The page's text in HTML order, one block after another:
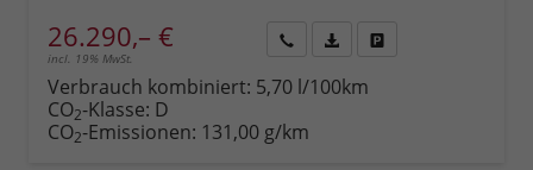
26.290,– €
incl. 19% MwSt.
anfordern
Datei,
Verbrauch kombiniert: 5,70 l/100km
CO2-Klasse: D
CO2-Emissionen: 131,00 g/km